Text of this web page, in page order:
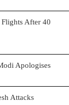
After 40
Apologises
Attacks